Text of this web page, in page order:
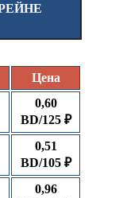
Цена
0,60
BD/125 ₽
0,51
BD/105 ₽
0,96